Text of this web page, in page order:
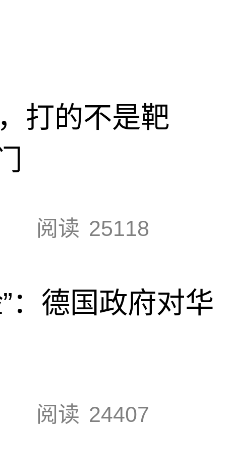
打的不是靶
阅读 25118
：德国政府对华
阅读 24407